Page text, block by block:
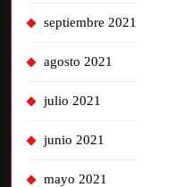
septiembre 2021
agosto 2021
julio 2021
junio 2021
mayo 2021